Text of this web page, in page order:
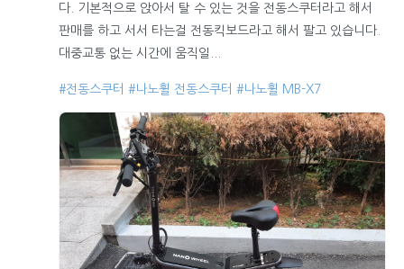
다. 기본적으로 앉아서 탈 수 있는 것을 전동스쿠터라고 해서
판매를 하고 서서 타는걸 전동킥보드라고 해서 팔고 있습니다.
대중교통 없는 시간에 움직일...
#전동스쿠터 #나노휠 전동스쿠터 #나노휠 MB-X7